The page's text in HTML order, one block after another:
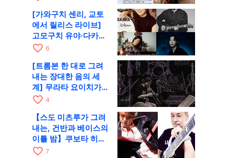
[가와구치 센리, 교토
에서 릴리스 라이브]
고모구치 유야·다카하
시 요시키·도모다 준과
favorite_border 6
[트롬본 한 대로 그려
내는 장대한 음의 세
계] 무라타 요이치가
CD 발매 기념 투어로
favorite_border 4
【스도 미츠루가 그려
내는, 건반과 베이스의
이틀 밤】쿠보타 히로
시, 후지이 소라, 하나
favorite_border 7